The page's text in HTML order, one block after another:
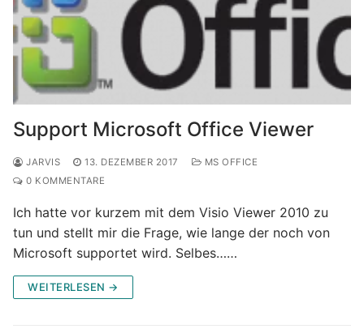
Support Microsoft Office Viewer
JARVIS 13. DEZEMBER 2017
MS OFFICE
0 KOMMENTARE
Ich hatte vor kurzem mit dem Visio Viewer 2010 zu
tun und stellt mir die Frage, wie lange der noch von
Microsoft supportet wird. Selbes……
WEITERLESEN →